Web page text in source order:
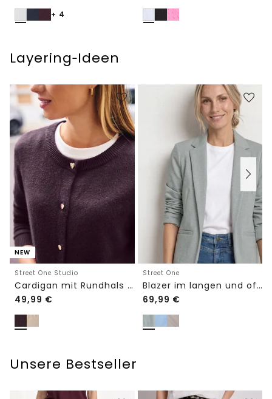
+ 4
Layering‑Ideen
NEW
Street One Studio
Cardigan mit Rundhals und Knöpfen
49,99 €
Street One
Blazer im langen und offenen Schnitt
69,99 €
Unsere Bestseller